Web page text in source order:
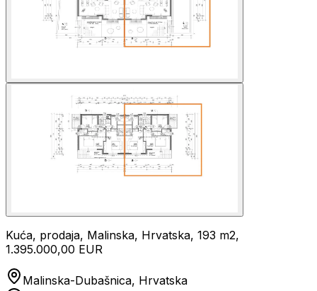
Kuća, prodaja, Malinska, Hrvatska, 193 m2,
1.395.000,00 EUR
Malinska-Dubašnica, Hrvatska